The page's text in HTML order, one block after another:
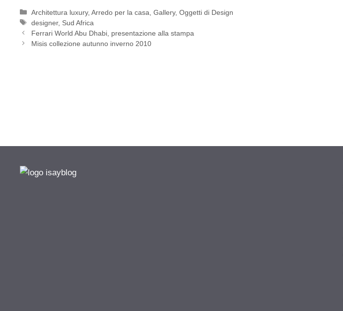
Categorie
Architettura luxury,Arredo per la casa ,Gallery,Oggetti di Design
Tag
designer, Sud Africa
Ferrari World Abu Dhabi, presentazione alla stampa
Misis collezione autunno inverno 2010